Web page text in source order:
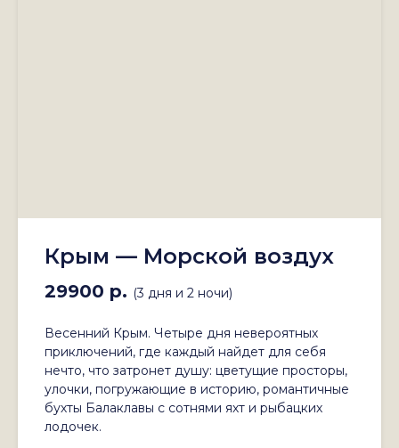
Крым — Морской воздух
29900 р. (3 дня и 2 ночи)
Весенний Крым. Четыре дня невероятных
приключений, где каждый найдет для себя
нечто, что затронет душу: цветущие просторы,
улочки, погружающие в историю, романтичные
бухты Балаклавы с сотнями яхт и рыбацких
лодочек.